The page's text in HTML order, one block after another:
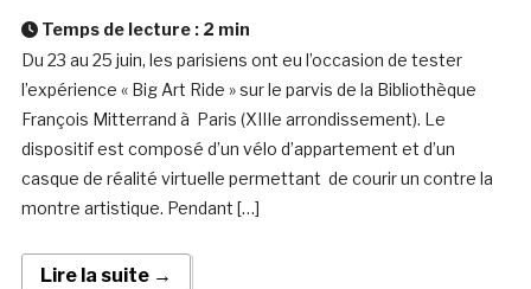
Temps de lecture : 2 min
Du 23 au 25 juin, les parisiens ont eu l’occasion de tester
l’expérience « Big Art Ride » sur le parvis de la Bibliothèque
François Mitterrand à Paris (XIIIe arrondissement). Le
dispositif est composé d’un vélo d’appartement et d’un
casque de réalité virtuelle permettant de courir un contre la
montre artistique. Pendant […]
Lire la suite →